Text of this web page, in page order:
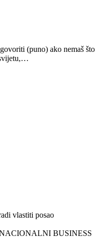
(puno) ako nemaš što
…
vlastiti posao
BUSINESS